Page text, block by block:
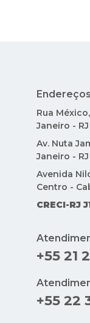
Endereços
Rua
Janeiro - RJ
Av. Nuta
Janeiro -
Avenida
Centro -
CRECI-RJ
+55 21
+55 22